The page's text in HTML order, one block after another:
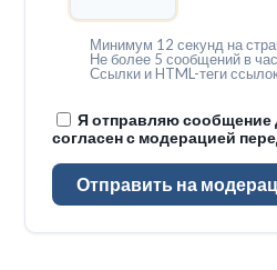
Минимум 12 секунд на
Не более 5 сообщений в
Ссылки и HTML-теги
Я отправляю сообщение
согласен с модерацией
Отправить на